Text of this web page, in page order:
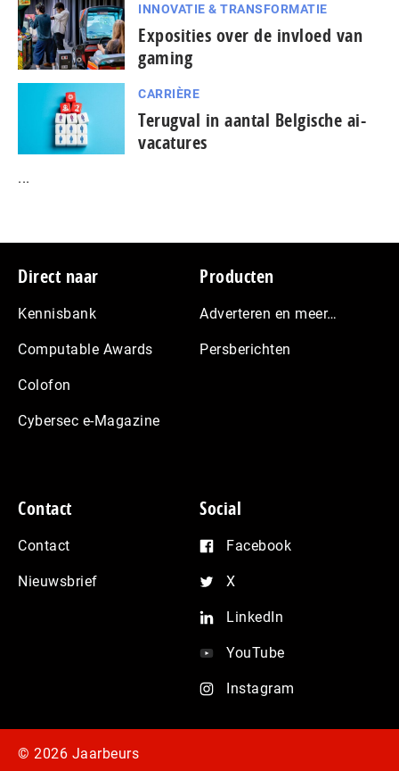
INNOVATIE & TRANSFORMATIE
Exposities over de invloed van
gaming
CARRIÈRE
Terugval in aantal Belgische ai-
vacatures
...
Footer
Direct naar
Kennisbank
Computable Awards
Colofon
Cybersec e-Magazine
Producten
Adverteren en meer…
Persberichten
Contact
Contact
Nieuwsbrief
Social
Facebook
X
LinkedIn
YouTube
Instagram
© 2026 Jaarbeurs